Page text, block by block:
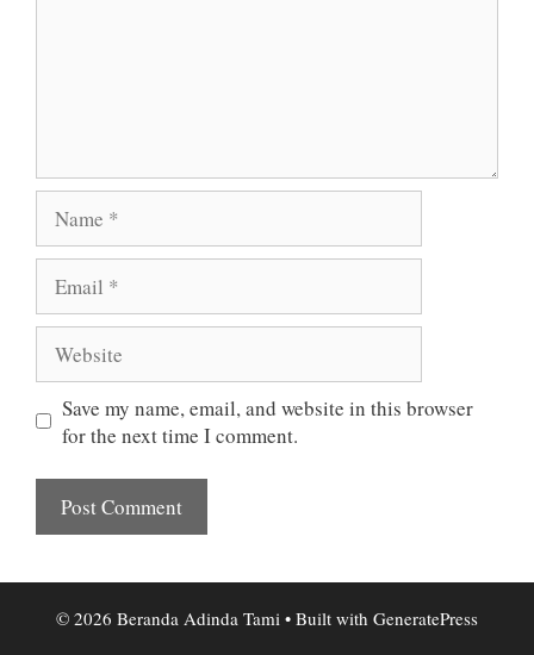
Save my name, email, and website in this browser
for the next time I comment.
© 2026 Beranda Adinda Tami • Built with GeneratePress